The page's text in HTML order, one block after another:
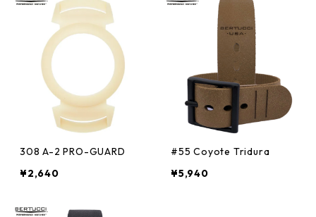
308 A-2 PRO-GUARD
¥2,640
#55 Coyote Tridura
¥5,940